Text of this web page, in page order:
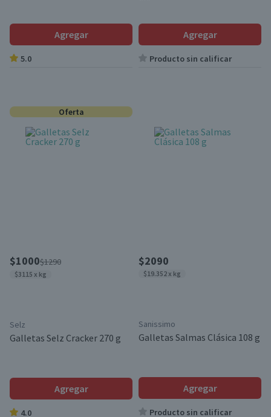
Agregar
5.0
Agregar
Producto sin calificar
Oferta
$1000$1290
$3115 x kg
Selz
Galletas Selz Cracker 270 g
Agregar
4.0
$2090
$19.352 x kg
Sanissimo
Galletas Salmas Clásica 108 g
Agregar
Producto sin calificar